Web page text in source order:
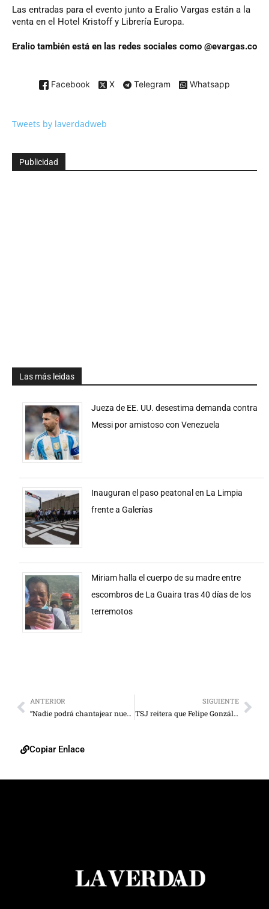
Las entradas para el evento junto a Eralio Vargas están a la
venta en el Hotel Kristoff y Librería Europa.
Eralio también está en las redes sociales como @evargas.co
Facebook X Telegram Whatsapp
Tweets by laverdadweb
Publicidad
Las más leidas
Jueza de EE. UU. desestima demanda contra
Messi por amistoso con Venezuela
Inauguran el paso peatonal en La Limpia
frente a Galerías
Miriam halla el cuerpo de su madre entre
escombros de La Guaira tras 40 días de los
terremotos
ANTERIOR
“Nadie podrá chantajear nuestra patria”
SIGUIENTE
TSJ reitera que Felipe González no podrá defender a López
Copiar Enlace